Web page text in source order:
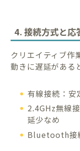
4. 接続方式と応
クリエイティブ作
動きに遅延がある
有線接続：安
2.4GHz無線
延少なめ
Bluetooth接